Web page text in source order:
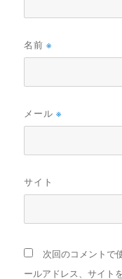
名前※
メール※
サイト
次回のコメントで
ールアドレス、サイト